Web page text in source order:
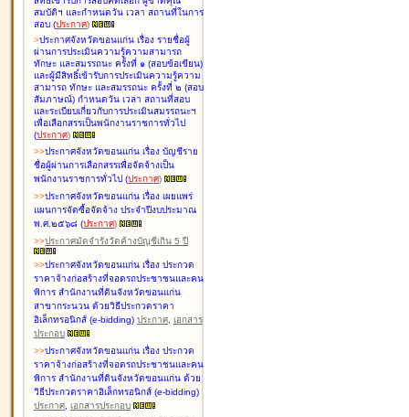
สมบัติฯ และกำหนดวัน เวลา สถานที่ในการ
สอบ (ประกาศ)
>ประกาศจังหวัดขอนแก่น เรื่อง รายชื่อผู้
ผ่านการประเมินความรู้ความสามารถ
ทักษะ และสมรรถนะ ครั้งที่ ๑ (สอบข้อเขียน)
และผู้มีสิทธิ์เข้ารับการประเมินความรู้ความ
สามารถ ทักษะ และสมรรถนะ ครั้งที่ ๒ (สอบ
สัมภาษณ์) กำหนดวัน เวลา สถานที่สอบ
และระเบียบเกี่ยวกับการประเมินสมรรถนะฯ
เพื่อเลือกสรรเป็นพนักงานราชการทั่วไป
(ประกาศ)
>>ประกาศจังหวัดขอนแก่น เรื่อง บัญชีราย
ชื่อผู้ผ่านการเลือกสรรเพื่อจัดจ้างเป็น
พนักงานราชการทั่วไป (ประกาศ)
>>ประกาศจังหวัดขอนแก่น เรื่อง เผยแพร่
แผนการจัดซื้อจัดจ้าง ประจำปีงบประมาณ
พ.ศ.๒๕๖๘ (ประกาศ)
>>ประกาศมัดจำรังวัดค้างบัญชีเกิน 5 ปี
>>ประกาศจังหวัดขอนแก่น เรื่อง ประกวด
ราคาจ้างก่อสร้างที่จอดรถประชาชนและคน
พิการ สำนักงานที่ดินจังหวัดขอนแก่น
สาขากระนวน ด้วยวิธีประกวดราคา
อิเล็กทรอนิกส์ (e-bidding) ประกาศ, เอกสาร
ประกอบ
>>ประกาศจังหวัดขอนแก่น เรื่อง ประกวด
ราคาจ้างก่อสร้างที่จอดรถประชาชนและคน
พิการ สำนักงานที่ดินจังหวัดขอนแก่น ด้วย
วิธีประกวดราคาอิเล็กทรอนิกส์ (e-bidding)
ประกาศ, เอกสารประกอบ